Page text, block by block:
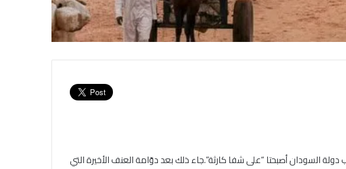
السودان أصبحتا “على شفا كارثة”.جاء ذلك بعد دوّامة العنف الأخيرة التي